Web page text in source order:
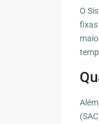
O
fixas